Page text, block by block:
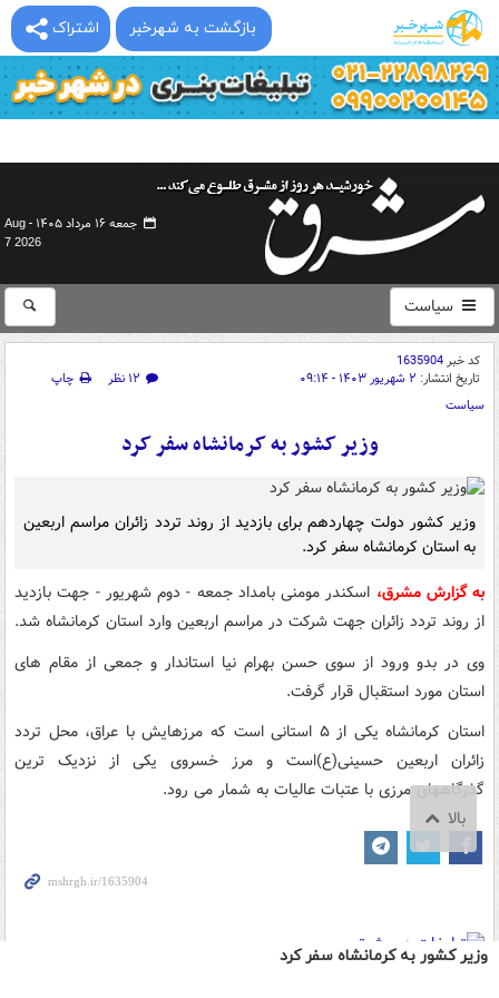
اشتراک بازگشت به شهرخبر
وزیر کشور به کرمانشاه سفر کرد